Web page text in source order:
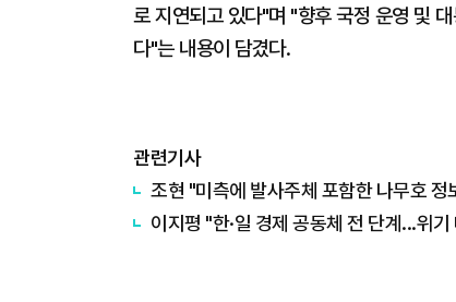
로 지연되고 있다"며 "향후 국정 운영 및
다"는 내용이 담겼다.
관련기사
조현 "미측에 발사주체 포함한 나무호 정
이지평 "한·일 경제 공동체 전 단계...위